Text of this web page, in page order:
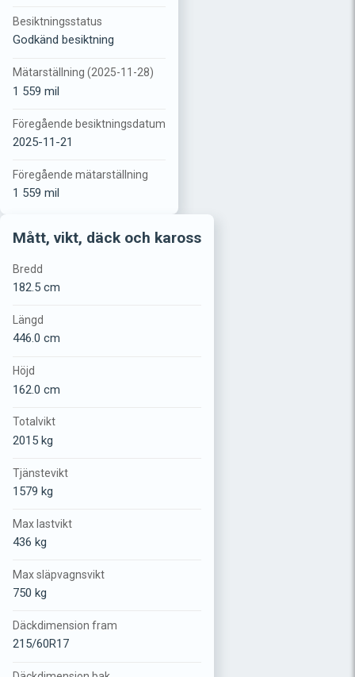
Besiktningsstatus
Godkänd besiktning
Mätarställning (2025-11-28)
1 559 mil
Föregående besiktningsdatum
2025-11-21
Föregående mätarställning
1 559 mil
Mått, vikt, däck och kaross
Bredd
182.5 cm
Längd
446.0 cm
Höjd
162.0 cm
Totalvikt
2015 kg
Tjänstevikt
1579 kg
Max lastvikt
436 kg
Max släpvagnsvikt
750 kg
Däckdimension fram
215/60R17